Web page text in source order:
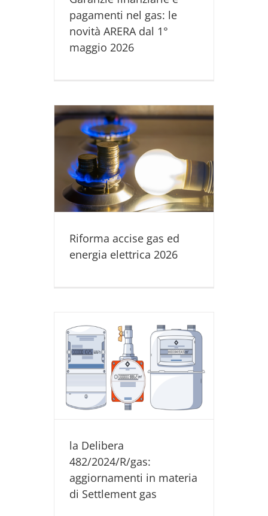
pagamenti nel gas: le
novità ARERA dal 1°
maggio 2026
Riforma accise gas ed
energia elettrica 2026
la Delibera
482/2024/R/gas:
aggiornamenti in materia
di Settlement gas